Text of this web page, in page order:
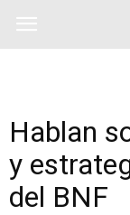
Hablan
y
del BNF